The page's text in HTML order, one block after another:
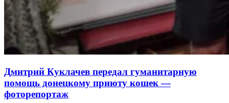
Дмитрий Куклачев передал гуманитарную
помощь донецкому приюту кошек —
фоторепортаж